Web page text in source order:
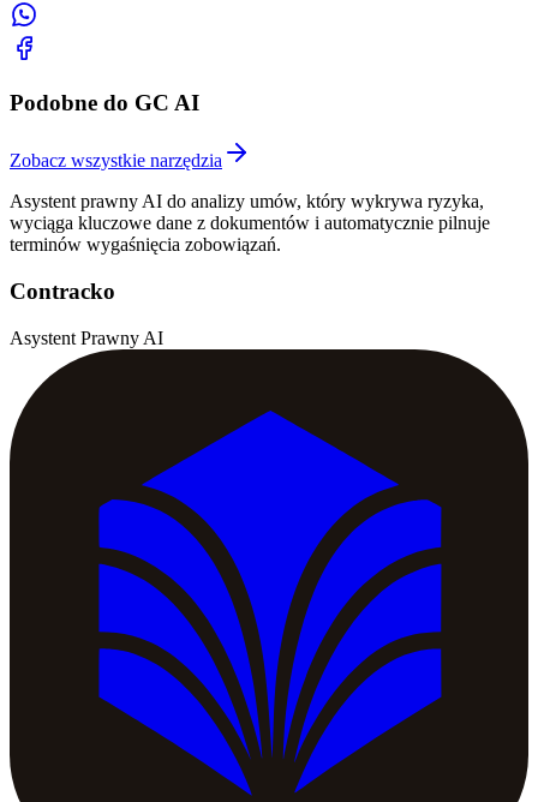
Podobne do GC AI
Zobacz wszystkie narzędzia
Asystent prawny AI do analizy umów, który wykrywa ryzyka,
wyciąga kluczowe dane z dokumentów i automatycznie pilnuje
terminów wygaśnięcia zobowiązań.
Contracko
Asystent Prawny AI